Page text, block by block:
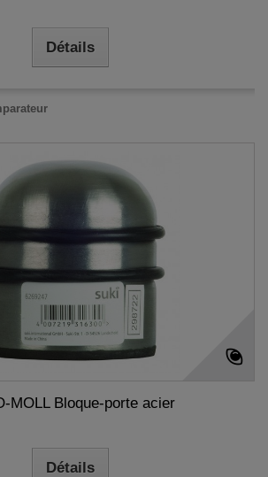
Détails
MOLL Bloque-porte acier
Détails